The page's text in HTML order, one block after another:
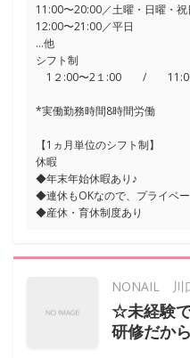
11:00〜20:00／土曜・日曜・
12:00〜21:00／平日
…他
シフト制
1２:00〜2１:00 / 11:00
*実働勤務時間8時間労働
【1ヵ月単位のシフト制】
休暇
◆年末年始休暇あり♪
◆連休もOKなので、プライベ
◆産休・育休制度あり
NONAIL 川
☆未経験
研修だか